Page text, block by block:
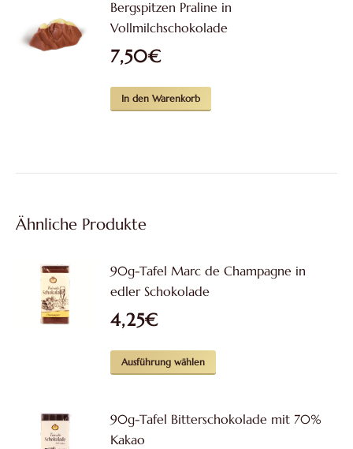
Bergspitzen Praline in
Vollmilchschokolade
7,50€
In den Warenkorb
Ähnliche Produkte
90g-Tafel Marc de Champagne in
edler Schokolade
4,25€
Ausführung wählen
mehrere
90g-Tafel Bitterschokolade mit 70%
Kakao